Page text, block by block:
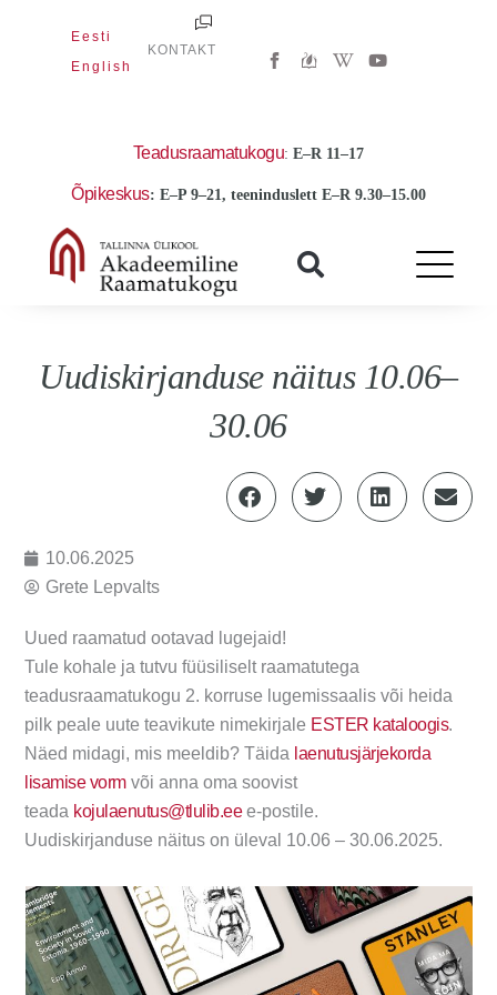
Eesti
English
KONTAKT
W
i
d
-
Y
o
Teadusraamatukogu:E–R 11–17
Õpikeskus: E–P 9–21, teeninduslett E–R 9.30–15.00
Uudiskirjanduse näitus 10.06–
30.06
10.06.2025
Grete Lepvalts
Uued raamatud ootavad lugejaid!
Tule kohale ja tutvu füüsiliselt raamatutega
teadusraamatukogu 2. korruse lugemissaalis või heida
pilk peale uute teavikute nimekirjale ESTER kataloogis.
Näed midagi, mis meeldib? Täida laenutusjärjekorda
lisamise vormvõi anna oma soovist
teada kojulaenutus@tlulib.eee-postile.
Uudiskirjanduse näitus on üleval 10.06 – 30.06.2025.